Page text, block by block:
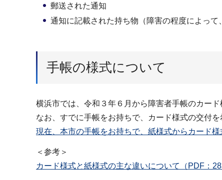
郵送された通知
通知に記載された持ち物（障害の程度によって
手帳の様式について
横浜市では、令和３年６月から障害者手帳のカー
なお、すでに手帳をお持ちで、カード様式の交付
現在、本市の手帳をお持ちで、紙様式からカード
＜参考＞
カード様式と紙様式の主な違いについて（PDF：